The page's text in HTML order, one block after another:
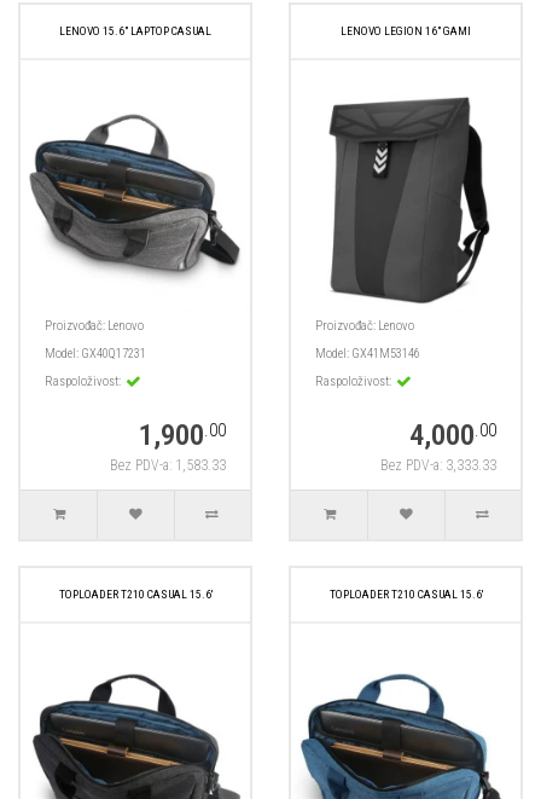
LENOVO 15.6″ LAPTOP CASUAL
Proizvođač: Lenovo
Model: GX40Q17231
Raspoloživost:
1,900.00
Bez PDV-a: 1,583.33
LENOVO LEGION 16" GAMI
Proizvođač: Lenovo
Model: GX41M53146
Raspoloživost:
4,000.00
Bez PDV-a: 3,333.33
TOPLOADER T210 CASUAL 15.6' TOPLOADER T210 CASUAL 15.6'